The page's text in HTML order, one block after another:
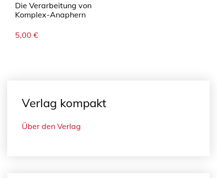
Die Verarbeitung von
Komplex-Anaphern
5,00 €
Verlag kompakt
Über den Verlag